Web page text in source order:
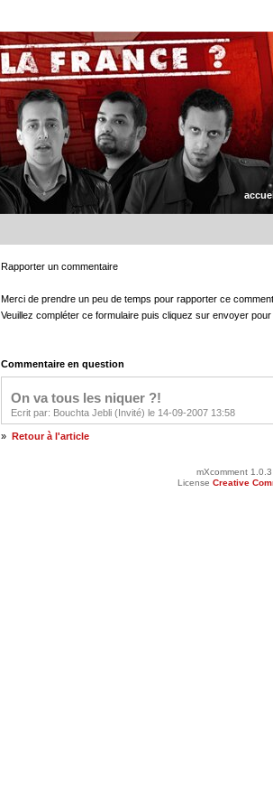
Rapporter un commentaire
Merci de prendre un peu de temps pour rapporter ce
Veuillez compléter ce formulaire puis cliquez sur envoyer
Commentaire en question
On va tous les niquer ?!
Ecrit par: Bouchta Jebli (Invité) le 14-09-2007 13:58
» Retour à l'article
mXcomment
License Creative